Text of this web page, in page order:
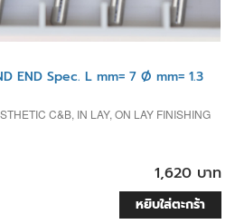
END Spec. L mm= 7 Ø mm= 1.3
C&B, IN LAY, ON LAY FINISHING
1,620 บาท
หยิบใส่ตะกร้า